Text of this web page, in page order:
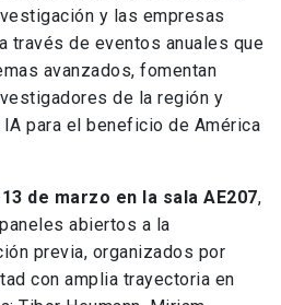
y las empresas
través de eventos anuales que
avanzados, fomentan
de la región y
para el beneficio de América
de marzo en la sala AE207,
abiertos a la
previa, organizados por
con amplia trayectoria en